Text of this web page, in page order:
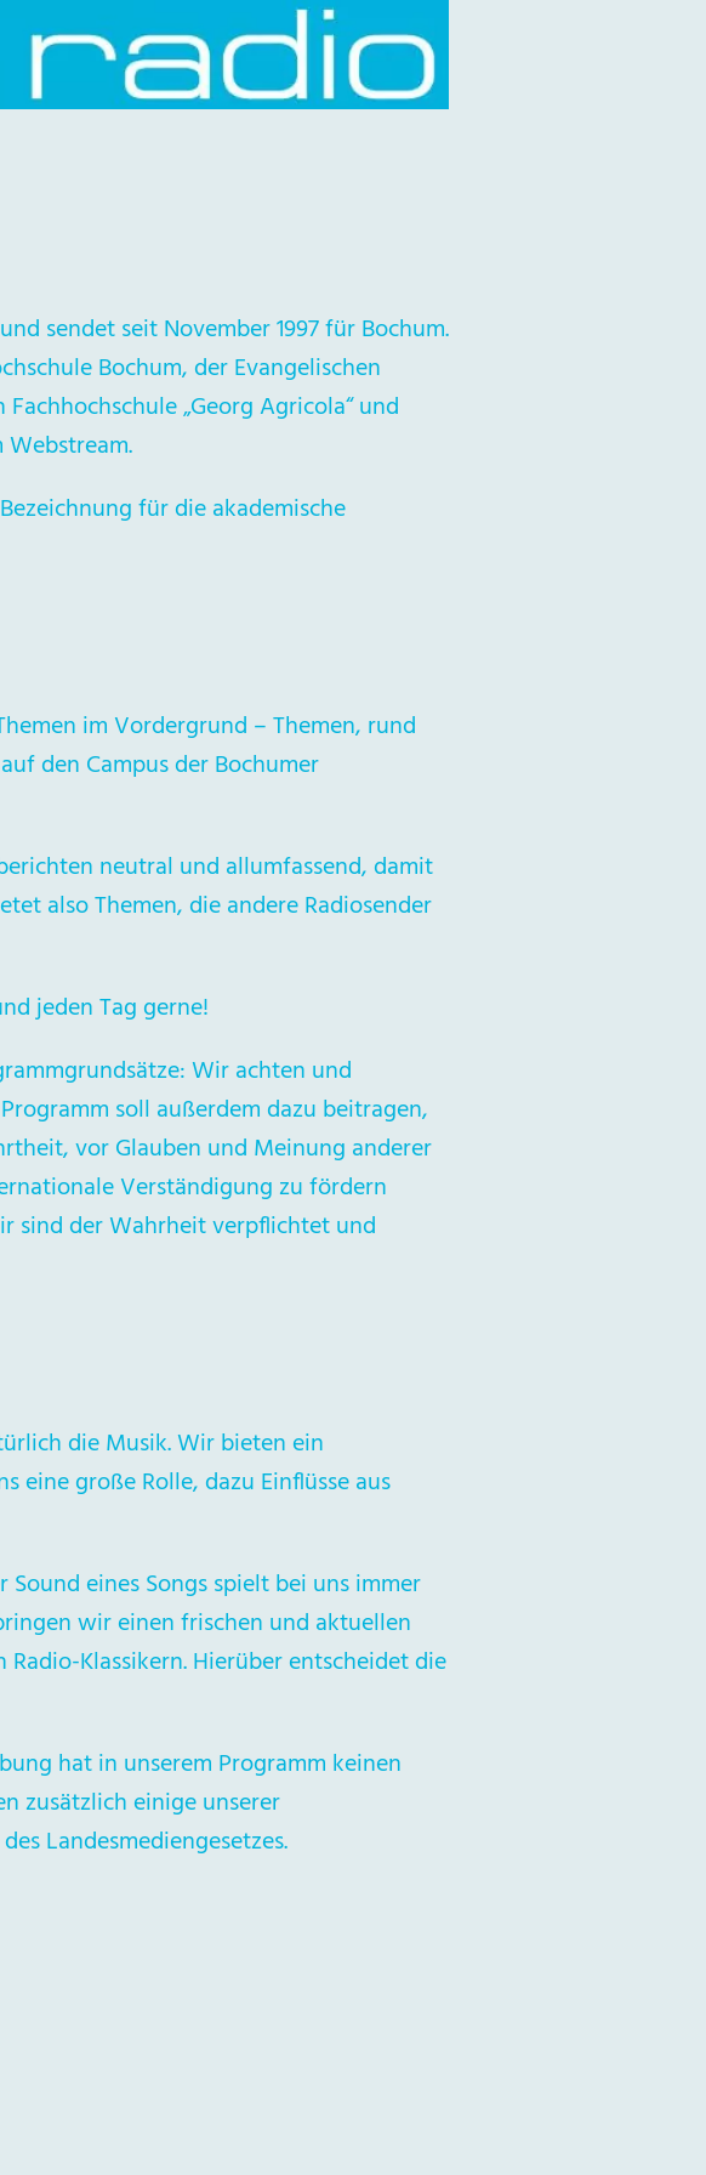
sendet seit November 1997 für Bochum.
Bochum, der Evangelischen
„Georg Agricola“ und
für die akademische
im Vordergrund – Themen, rund
den Campus der Bochumer
neutral und allumfassend, damit
also Themen, die andere Radiosender
jeden Tag gerne!
Wir achten und
soll außerdem dazu beitragen,
vor Glauben und Meinung anderer
Verständigung zu fördern
sind der Wahrheit verpflichtet und
die Musik. Wir bieten ein
eine große Rolle, dazu Einflüsse aus
eines Songs spielt bei uns immer
wir einen frischen und aktuellen
Klassikern. Hierüber entscheidet die
hat in unserem Programm keinen
zusätzlich einige unserer
Landesmediengesetzes.